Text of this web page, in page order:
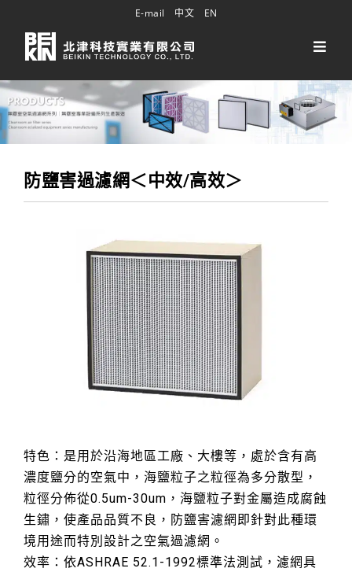
E-mail 中文 EN
防鹽害過濾網＜中效/高效＞
特色：是用於沿海地區工廠、大樓等，處於含有高
濃度鹽分的空氣中，海鹽粒子之粒徑為多分散型，
粒徑分佈從0.5um-30um，海鹽粒子對金屬造成腐蝕
生鏽，使產品品質不良，防鹽害濾網即針對此種環
境用途而特別設計之空氣過濾網。
效率：依ASHRAE 52.1-1992標準法測試，濾網具